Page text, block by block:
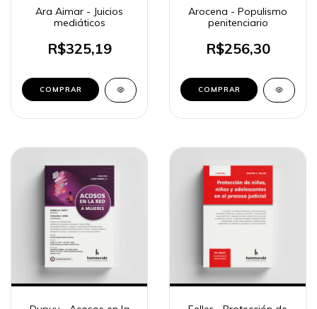
Ara Aimar - Juicios
mediáticos
R$325,19
COMPRAR
Arocena - Populismo
penitenciario
R$256,30
COMPRAR